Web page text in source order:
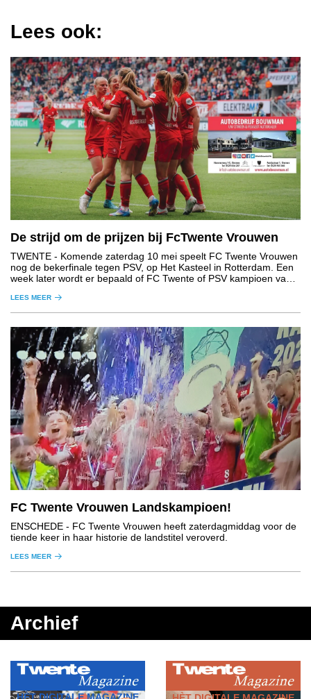
Lees ook:
De strijd om de prijzen bij FcTwente Vrouwen
TWENTE - Komende zaterdag 10 mei speelt FC Twente Vrouwen
nog de bekerfinale tegen PSV, op Het Kasteel in Rotterdam. Een
week later wordt er bepaald of FC Twente of PSV kampioen van
LEES MEER
FC Twente Vrouwen Landskampioen!
ENSCHEDE - FC Twente Vrouwen heeft zaterdagmiddag voor de
tiende keer in haar historie de landstitel veroverd.
LEES MEER
Archief